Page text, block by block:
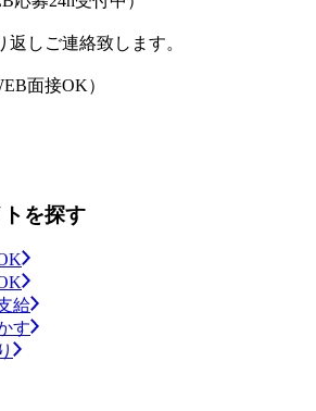
返しご連絡致します。
面接OK）
を探す
給
す